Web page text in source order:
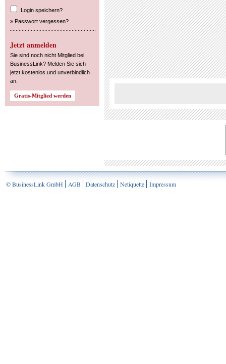
Login speichern?
» Passwort vergessen?
Jetzt anmelden
Sie sind noch nicht Mitglied bei
BusinessLink? Melden Sie sich
jetzt kostenlos und unverbindlich
an.
© BusinessLink GmbH AGB Datenschutz Netiquette Impressum